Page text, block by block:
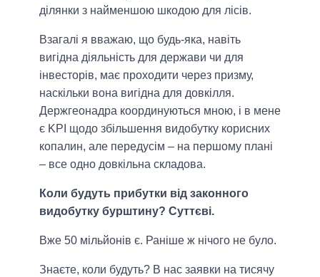
ділянки з найменшою шкодою для лісів.
Взагалі я вважаю, що будь-яка, навіть
вигідна діяльність для держави чи для
інвесторів, має проходити через призму,
наскільки вона вигідна для довкілля.
Держгеонадра координуються мною, і в мене
є KPI щодо збільшення видобутку корисних
копалин, але передусім – на першому плані
– все одно довкільна складова.
Коли будуть прибутки від законного
видобутку бурштину? Суттєві.
Вже 50 мільйонів є. Раніше ж нічого не було.
Знаєте, коли будуть? В нас заявки на тисячу